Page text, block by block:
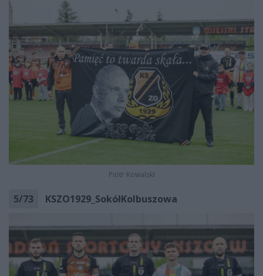
Piotr Kowalski
5/73 KSZO1929_SokółKolbuszowa